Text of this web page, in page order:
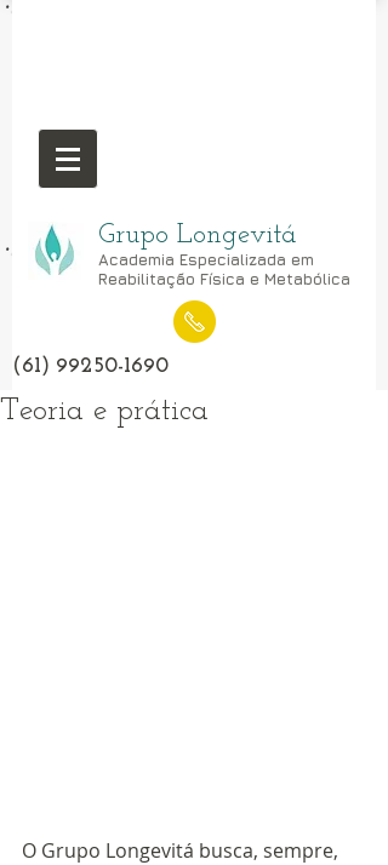
Grupo Longevitá
Academia Especializada em
Reabilitação Física e Metabólica
(61) 99250-1690
Teoria e prática
O Grupo Longevitá busca, sempre,